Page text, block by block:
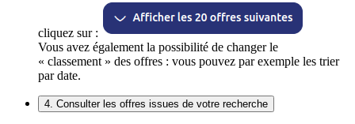
cliquez sur :
Vous avez également la possibilité de changer le
« classement » des offres : vous pouvez par exemple les trier
par date.
4. Consulter les offres issues de votre recherche